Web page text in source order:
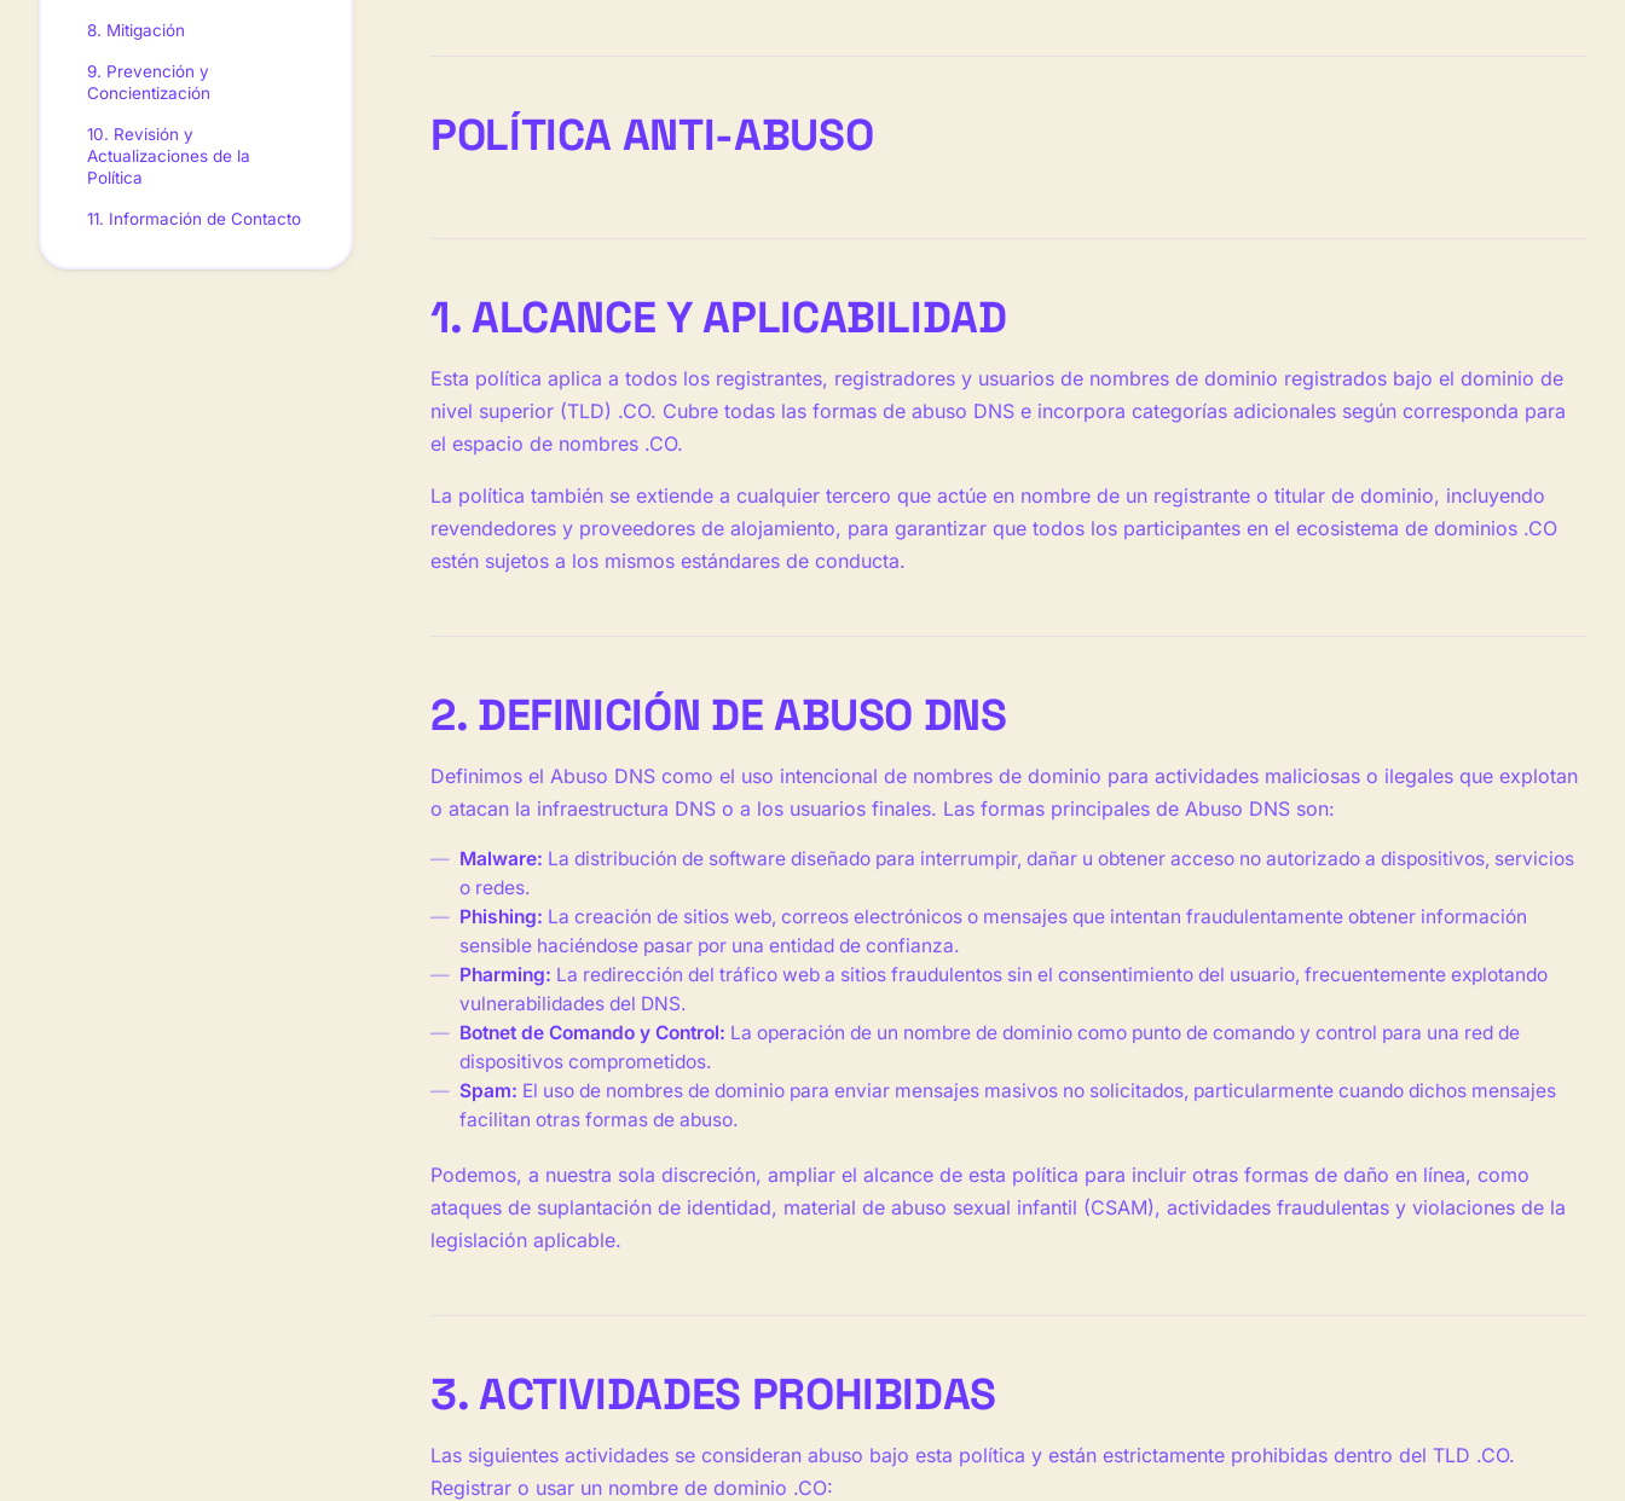
8. Mitigación
9. Prevención y
Concientización
10. Revisión y
Actualizaciones de la
Política
11. Información de Contacto
POLÍTICA ANTI-ABUSO
1. ALCANCE Y APLICABILIDAD
Esta política aplica a todos los registrantes, registradores y usuarios de nombres de dominio registrados bajo el dominio de
nivel superior (TLD) .CO. Cubre todas las formas de abuso DNS e incorpora categorías adicionales según corresponda para
el espacio de nombres .CO.
La política también se extiende a cualquier tercero que actúe en nombre de un registrante o titular de dominio, incluyendo
revendedores y proveedores de alojamiento, para garantizar que todos los participantes en el ecosistema de dominios .CO
estén sujetos a los mismos estándares de conducta.
2. DEFINICIÓN DE ABUSO DNS
Definimos el Abuso DNS como el uso intencional de nombres de dominio para actividades maliciosas o ilegales que explotan
o atacan la infraestructura DNS o a los usuarios finales. Las formas principales de Abuso DNS son:
Malware: La distribución de software diseñado para interrumpir, dañar u obtener acceso no autorizado a dispositivos, servicios
o redes.
Phishing: La creación de sitios web, correos electrónicos o mensajes que intentan fraudulentamente obtener información
sensible haciéndose pasar por una entidad de confianza.
Pharming: La redirección del tráfico web a sitios fraudulentos sin el consentimiento del usuario, frecuentemente explotando
vulnerabilidades del DNS.
Botnet de Comando y Control: La operación de un nombre de dominio como punto de comando y control para una red de
dispositivos comprometidos.
Spam: El uso de nombres de dominio para enviar mensajes masivos no solicitados, particularmente cuando dichos mensajes
facilitan otras formas de abuso.
Podemos, a nuestra sola discreción, ampliar el alcance de esta política para incluir otras formas de daño en línea, como
ataques de suplantación de identidad, material de abuso sexual infantil (CSAM), actividades fraudulentas y violaciones de la
legislación aplicable.
3. ACTIVIDADES PROHIBIDAS
Las siguientes actividades se consideran abuso bajo esta política y están estrictamente prohibidas dentro del TLD .CO.
Registrar o usar un nombre de dominio .CO: